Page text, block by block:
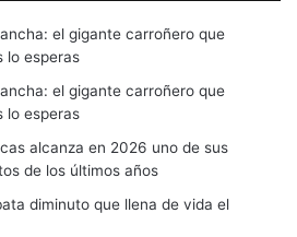
el gigante carroñero que
lo esperas
el gigante carroñero que
lo esperas
alcanza en 2026 uno de sus
de los últimos años
diminuto que llena de vida el